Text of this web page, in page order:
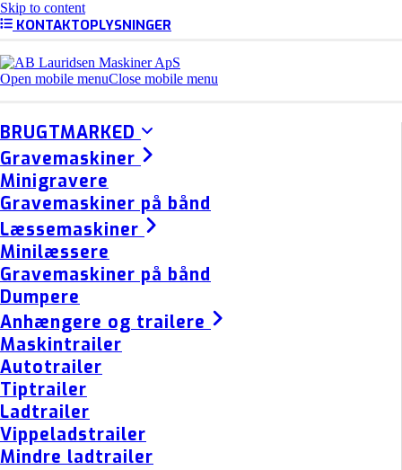
Skip to content
KONTAKTOPLYSNINGER
Open mobile menuClose mobile menu
BRUGTMARKED
Gravemaskiner
Minigravere
Gravemaskiner på bånd
Læssemaskiner
Minilæssere
Gravemaskiner på bånd
Dumpere
Anhængere og trailere
Maskintrailer
Autotrailer
Tiptrailer
Ladtrailer
Vippeladstrailer
Mindre ladtrailer